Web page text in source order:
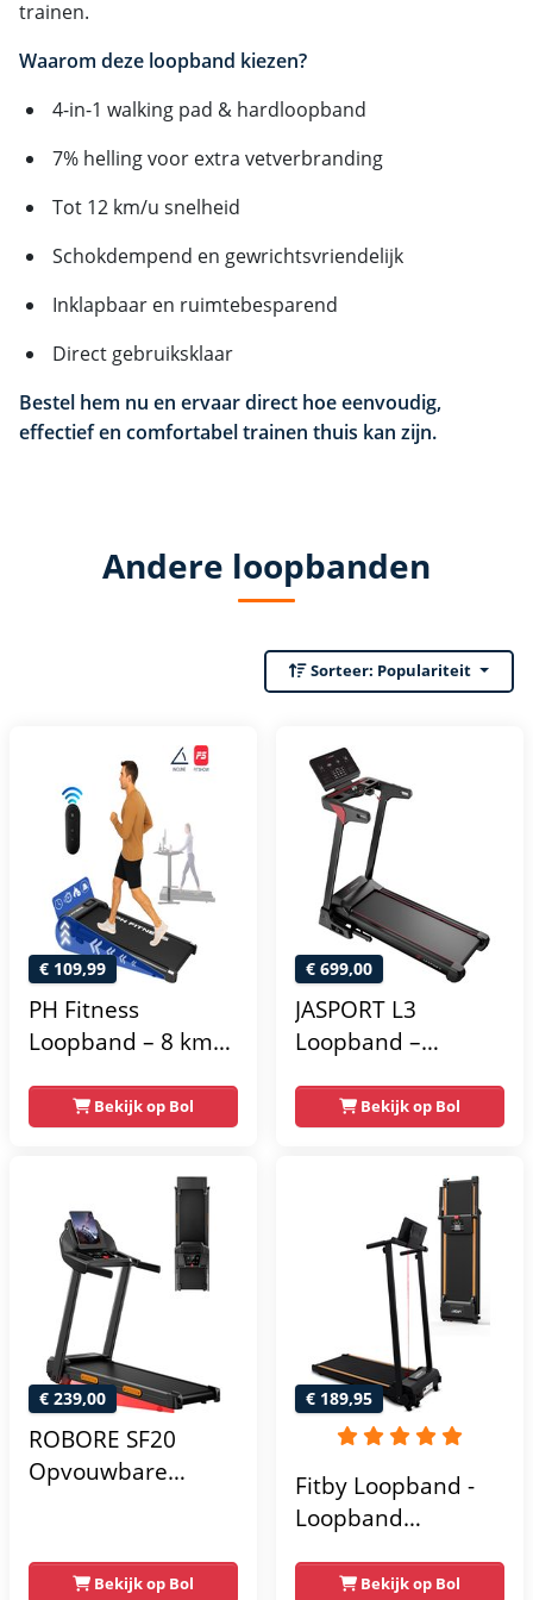
trainen.
Waarom deze loopband kiezen?
4-in-1 walking pad & hardloopband
7% helling voor extra vetverbranding
Tot 12 km/u snelheid
Schokdempend en gewrichtsvriendelijk
Inklapbaar en ruimtebesparend
Direct gebruiksklaar
Bestel hem nu en ervaar direct hoe eenvoudig,
effectief en comfortabel trainen thuis kan zijn.
Andere loopbanden
Sorteer: Populariteit
€ 109,99
PH Fitness
Loopband – 8 km/u
Handmatige
Helling –
Opvouwbaar /
Inklapbaar – B1S –
Black / Zwart –
Fitshow App –
Walking Pad –
Loopband voor
Thuis – Loopband
Fitness
Bekijk op Bol
€ 699,00
JASPORT L3
Loopband –
km/u, 18% helling,
Bluetooth & LED-
Bekijk op Bol
€ 239,00
ROBORE SF20
Opvouwbare
snelheid van 12
Bekijk op Bol
€ 189,95
Fitby Loopband -
Loopband
Walking Pad -
Bekijk op Bol